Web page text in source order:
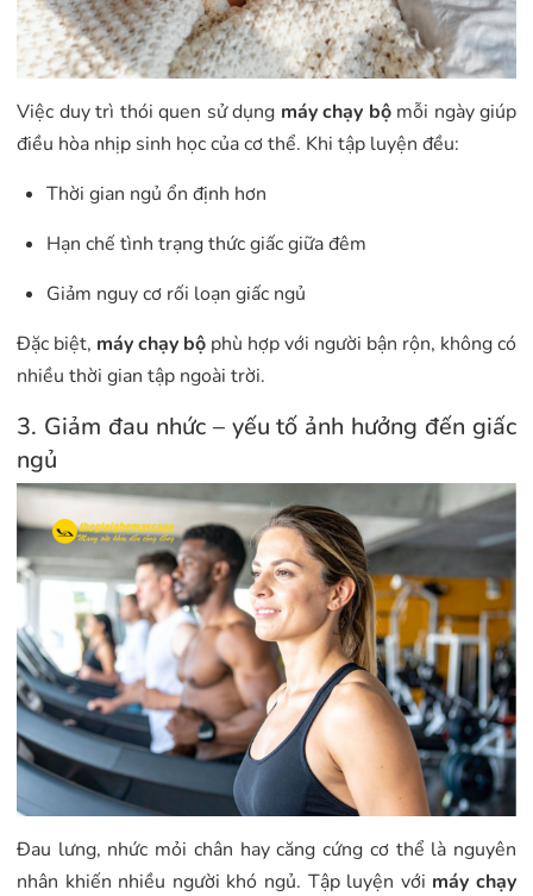
Việc duy trì thói quen sử dụng máy chạy bộmỗi ngày giúp
điều hòa nhịp sinh học của cơ thể. Khi tập luyện đều:
Thời gian ngủ ổn định hơn
Hạn chế tình trạng thức giấc giữa đêm
Giảm nguy cơ rối loạn giấc ngủ
Đặc biệt, máy chạy bộ phù hợp với người bận rộn, không có
nhiều thời gian tập ngoài trời.
3. Giảm đau nhức – yếu tố ảnh hưởng đến giấc
ngủ
Đau lưng, nhức mỏi chân hay căng cứng cơ thể là nguyên
nhân khiến nhiều người khó ngủ. Tập luyện với máy chạy